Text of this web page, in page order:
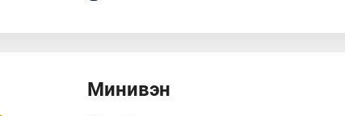
Минивэн